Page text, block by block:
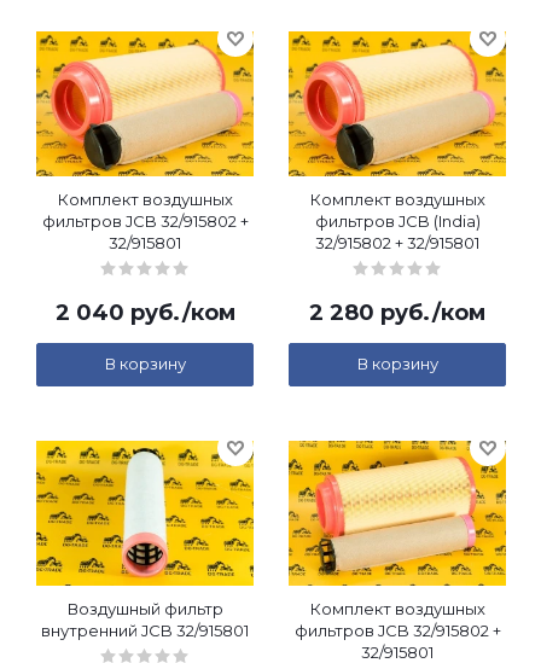
Комплект воздушных
фильтров JCB 32/915802 +
32/915801
2 040 руб./ком
В корзину
Комплект воздушных
фильтров JCB (India)
32/915802 + 32/915801
2 280 руб./ком
В корзину
Воздушный фильтр
внутренний JCB 32/915801
Комплект воздушных
фильтров JCB 32/915802 +
32/915801